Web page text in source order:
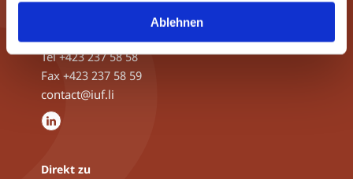
Ablehnen
9490 Vaduz, Liechtenstein
Tel+423 237 58 58
Fax +423 237 58 59
contact@iuf.li
Direkt zu